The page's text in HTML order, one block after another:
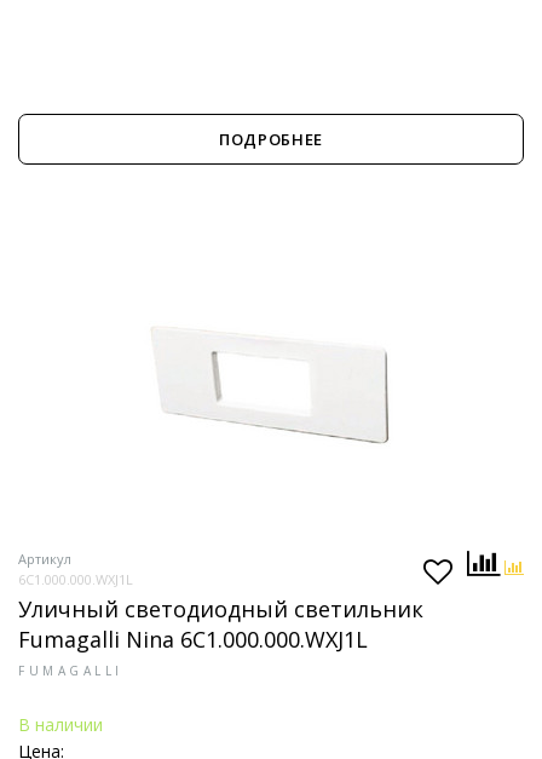
ПОДРОБНЕЕ
Артикул
6C1.000.000.WXJ1L
Уличный светодиодный светильник
Fumagalli Nina 6C1.000.000.WXJ1L
FUMAGALLI
В наличии
Цена: